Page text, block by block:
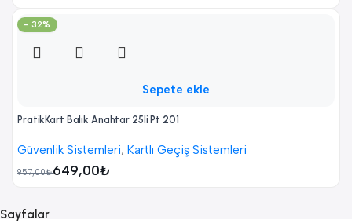
- 32%
Sepete ekle
PratikKart Balık Anahtar 25li Pt 201
Güvenlik Sistemleri, Kartlı Geçiş Sistemleri
957,00₺649,00₺
Sayfalar